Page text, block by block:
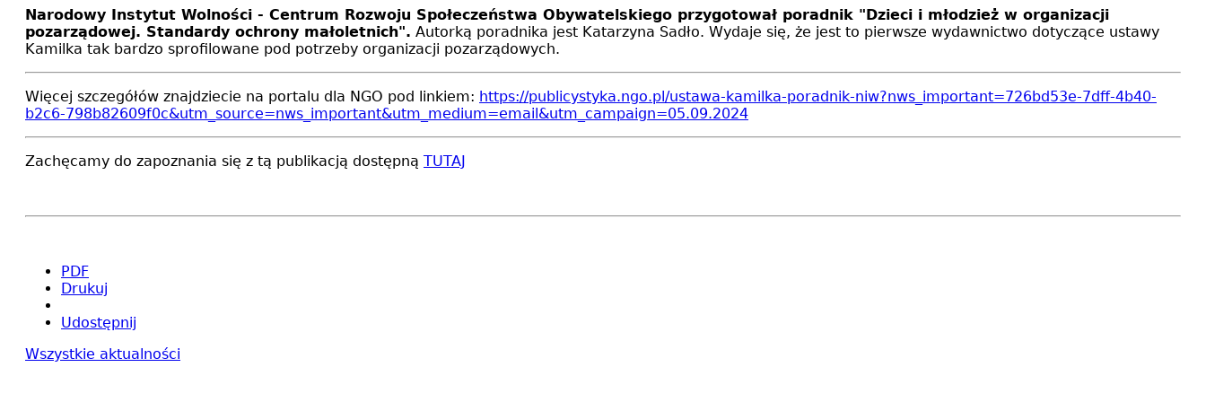
Narodowy Instytut Wolności - Centrum Rozwoju Społeczeństwa Obywatelskiego przygotował poradnik "Dzieci i młodzież w organizacji
pozarządowej. Standardy ochrony małoletnich". Autorką poradnika jest Katarzyna Sadło. Wydaje się, że jest to pierwsze wydawnictwo dotyczące ustawy
Kamilka tak bardzo sprofilowane pod potrzeby organizacji pozarządowych.
Więcej szczegółów znajdziecie na portalu dla NGO pod linkiem: https://publicystyka.ngo.pl/ustawa-kamilka-poradnik-niw?nws_important=726bd53e-7dff-4b40-
b2c6-798b82609f0c&utm_source=nws_important&utm_medium=email&utm_campaign=05.09.2024
Zachęcamy do zapoznania się z tą publikacją dostępną TUTAJ
PDF
Drukuj
Udostępnij
Wszystkie aktualności